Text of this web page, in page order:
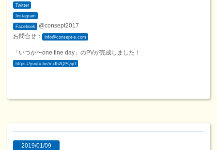
Twitter
Instagram
Facebook
@consept2017
お問合せ：
info@consept-s.com
「いつか〜one fine day」のPVが完成しました！
https://youtu.be/miJh2QPQqrI
2019/01/09